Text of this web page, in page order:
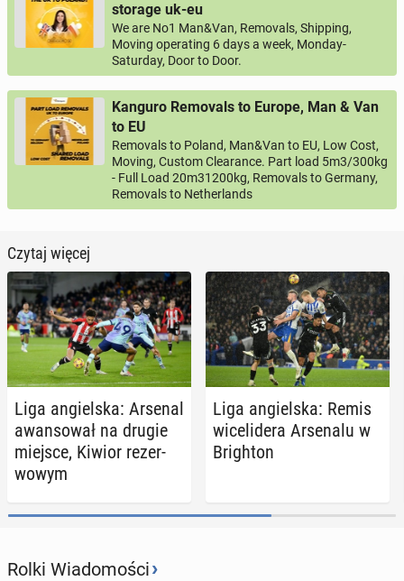
storage uk-eu
We are No1 Man&Van, Removals, Shipping,
Moving operating 6 days a week, Monday-
Saturday, Door to Door.
Kanguro Removals to Europe, Man & Van
to EU
Removals to Poland, Man&Van to EU, Low Cost,
Moving, Custom Clearance. Part load 5m3/300kg
- Full Load 20m31200kg, Removals to Germany,
Removals to Netherlands
Czytaj więcej
Liga an­giel­ska: Arsenal
awan­so­wał na drugie
miejsce, Kiwior re­zer­
wo­wym
Liga an­giel­ska: Remis
wi­ce­li­de­ra Ar­se­na­lu w
Bri­gh­ton
Rolki Wiadomości›